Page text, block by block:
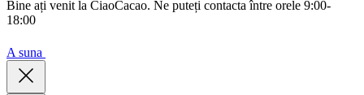
Bine ați venit la CiaoCacao. Ne puteți contacta între orele 9:00-
18:00
A suna